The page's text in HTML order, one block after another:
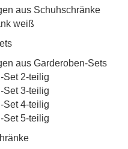
aus Schuhschränke
weiß
aus Garderoben-Sets
Set 2-teilig
Set 3-teilig
Set 4-teilig
Set 5-teilig